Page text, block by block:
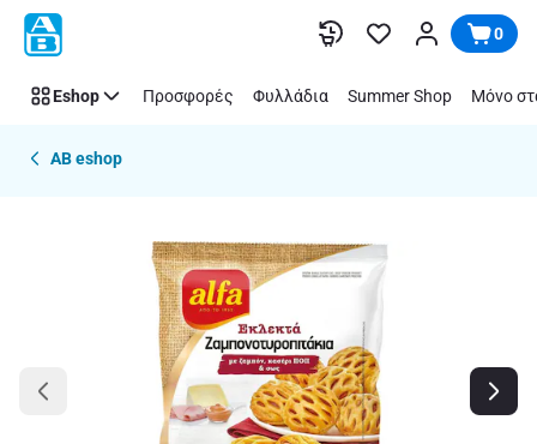
Παράλειψη 0
Eshop Προσφορές Φυλλάδια Summer Shop Μόνο
AB eshop